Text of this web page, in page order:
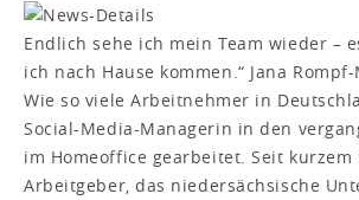
Endlich sehe ich mein Team wieder –
ich nach Hause kommen.“ Jana
Wie so viele Arbeitnehmer in
Social-Media-Managerin in den
im Homeoffice gearbeitet. Seit
Arbeitgeber, das niedersächsische